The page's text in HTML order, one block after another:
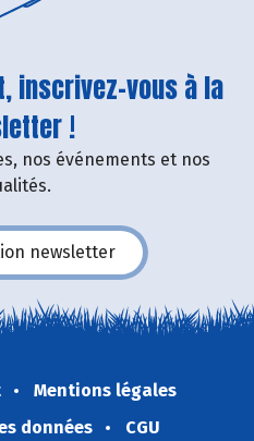
inscrivez-vous à la
!
nos événements et nos
newsletter
Mentions légales
données
CGU